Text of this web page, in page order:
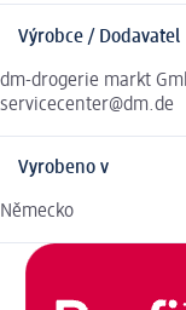
Výrobce / Dodavatel
dm-drogerie markt
servicecenter@dm.de
Vyrobeno v
Německo